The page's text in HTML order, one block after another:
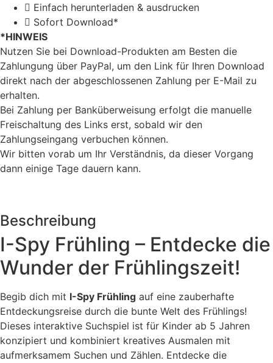
Einfach herunterladen & ausdrucken
Sofort Download*
*HINWEIS
Nutzen Sie bei Download-Produkten am Besten die
Zahlungung über PayPal, um den Link für Ihren Download
direkt nach der abgeschlossenen Zahlung per E-Mail zu
erhalten.
Bei Zahlung per Banküberweisung erfolgt die manuelle
Freischaltung des Links erst, sobald wir den
Zahlungseingang verbuchen können.
Wir bitten vorab um Ihr Verständnis, da dieser Vorgang
dann einige Tage dauern kann.
Beschreibung
I-Spy Frühling – Entdecke die
Wunder der Frühlingszeit!
Begib dich mit I-Spy Frühling auf eine zauberhafte
Entdeckungsreise durch die bunte Welt des Frühlings!
Dieses interaktive Suchspiel ist für Kinder ab 5 Jahren
konzipiert und kombiniert kreatives Ausmalen mit
aufmerksamem Suchen und Zählen. Entdecke die